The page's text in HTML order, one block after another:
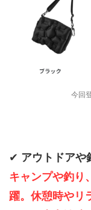
今回
✔ アウトドアや
キャンプや釣り
躍。休憩時やリ